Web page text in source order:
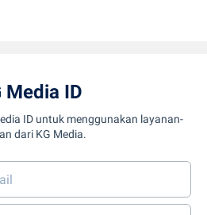
Media ID
ID untuk menggunakan layanan-
dari KG Media.